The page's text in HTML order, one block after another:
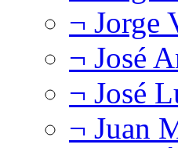
¬ Jorge
¬ José
¬ José
¬ Juan